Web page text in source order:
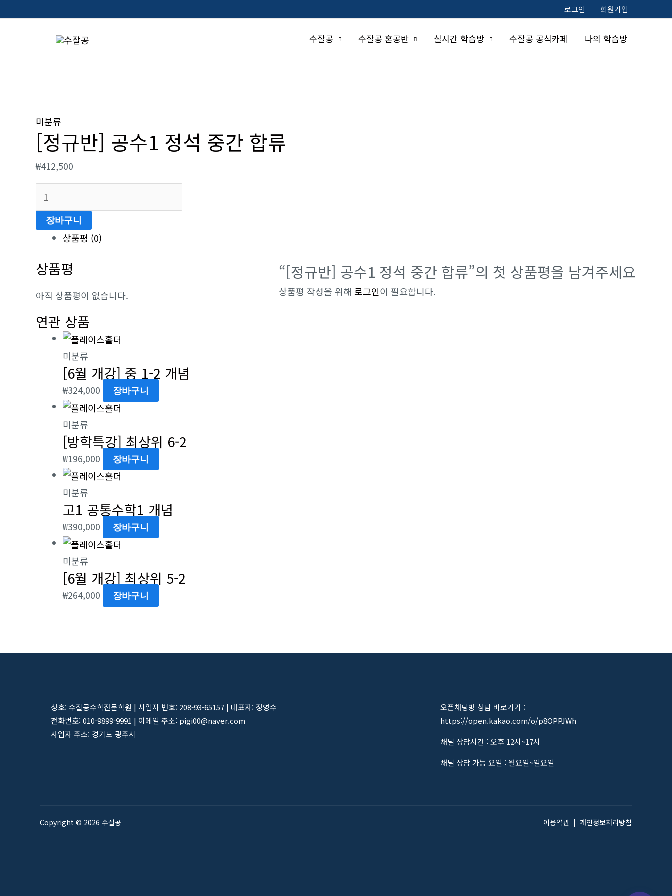
로그인 회원가입
수잘공 수잘공 혼공반 실시간 학습방 수잘공 공식카페 나의 학습방
미분류
[정규반] 공수1 정석 중간 합류
₩412,500
규
반]
공
수
1
합
수
량
장바구니
상품평 (0)
상품평
아직 상품평이 없습니다.
“[정규반] 공수1 정석 중간 합류”의 첫 상품평을 남겨주세요
상품평 작성을 위해 로그인이 필요합니다.
연관 상품
미분류
[6월 개강] 중 1-2 개념
₩324,000 장바구니
미분류
[방학특강] 최상위 6-2
₩196,000 장바구니
미분류
고1 공통수학1 개념
₩390,000 장바구니
미분류
[6월 개강] 최상위 5-2
₩264,000 장바구니
상호: 수잘공수학전문학원 | 사업자 번호: 208-93-65157 | 대표자: 정영수
전화번호: 010-9899-9991 | 이메일 주소: pigi00@naver.com
사업자 주소: 경기도 광주시
오픈채팅방 상담 바로가기 :
https://open.kakao.com/o/p8OPPJWh
채널 상담시간 : 오후 12시~17시
채널 상담 가능 요일 : 월요일~일요일
Copyright © 2026 수잘공 이용약관 | 개인정보처리방침